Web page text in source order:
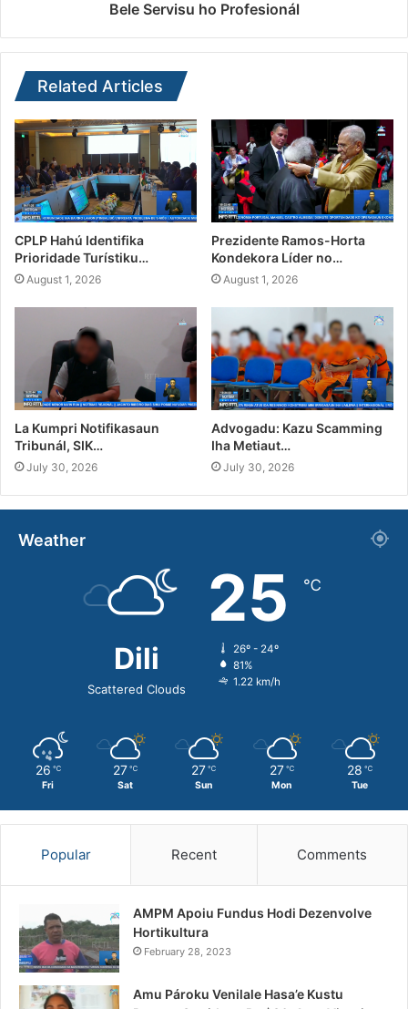
Bele Servisu ho Profesionál
Related Articles
CPLP Hahú Identifika
Prioridade Turístiku…
August 1, 2026
Prezidente Ramos-Horta
Kondekora Líder no…
August 1, 2026
La Kumpri Notifikasaun
Tribunál, SIK…
July 30, 2026
Advogadu: Kazu Scamming
Iha Metiaut…
July 30, 2026
Weather
Dili
Scattered Clouds
25 ℃
26º - 24º
81%
1.22 km/h
26 ℃
Fri
27 ℃
Sat
27 ℃
Sun
27 ℃
Mon
28 ℃
Tue
Popular Recent Comments
AMPM Apoiu Fundus Hodi Dezenvolve
Hortikultura
February 28, 2023
Amu Pároku Venilale Hasa’e Kustu